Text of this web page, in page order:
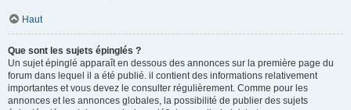
Haut
Que sont les sujets épinglés ?
Un sujet épinglé apparaît en dessous des annonces sur la première page du
forum dans lequel il a été publié. il contient des informations relativement
importantes et vous devez le consulter régulièrement. Comme pour les
annonces et les annonces globales, la possibilité de publier des sujets